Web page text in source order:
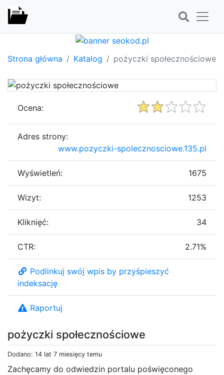
Strona główna Katalog pożyczki społecznościowe
pożyczki społecznościowe
Dodano: 14 lat 7 miesięcy temu
Zachęcamy do odwiedzin portalu poświęconego
Ocena:
Adres strony:
www.pozyczki-spolecznosciowe.135.pl
Wyświetleń: 1675
Wizyt: 1253
Kliknięć: 34
CTR: 2.71%
Podlinkuj swój wpis by przyśpieszyć
indeksację
Raportuj